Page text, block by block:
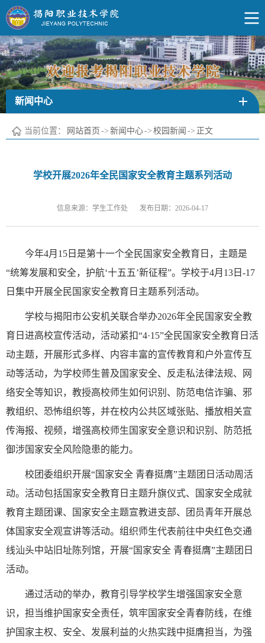
新闻中心
当前位置： 网站首页 -> 新闻中心-> 校园新闻 -> 正文
学校开展2026年全民国家安全教育主题系列活动
信息来源：学生工作处 发布日期：2026-04-17
今年4月15日是第十一个全民国家安全教育日，主题是
“统筹发展和安全，护航‘十五五’新征程”。学校于4月13日-17
日集中开展全民国家安全教育日主题系列活动。
学校与揭阳市公安机关联合举办2026年全民国家安全教
育日进高校宣传活动，活动紧扣“4·15”全民国家安全教育日活
动主题，开展形式多样、内容丰富的宣传教育和户外宣传互
动等活动，为学校师生普及国家安全、反走私法律法规、网
络安全等知识，教授高校师生如何识别、防范电信诈骗、邪
教组织、恐怖组织等，并在校内公共区域张贴、播放相关宣
传海报、视频，增强高校师生国家安全意识和识别、防范抵
御涉国家安全风险隐患的能力。
校团委组织开展“国家安全 青春挺膺”主题团日活动周活
动。活动包括国家安全教育日主题升旗仪式、国家安全成就
教育主题团课、国家安全主题宣教进支部、团员青年开展总
体国家安全观宣讲等活动。组织师生代表前往中央红色交通
线汕头中站旧址陈列馆，开展“国家安全 青春挺膺”主题团日
活动。
通过活动的举办，教育引导学校学生增强国家安全意
识，担当维护国家安全责任，筑牢国家安全青春防线，在维
护国家主权、安全、发展利益的火热实践中挺膺担当，为强